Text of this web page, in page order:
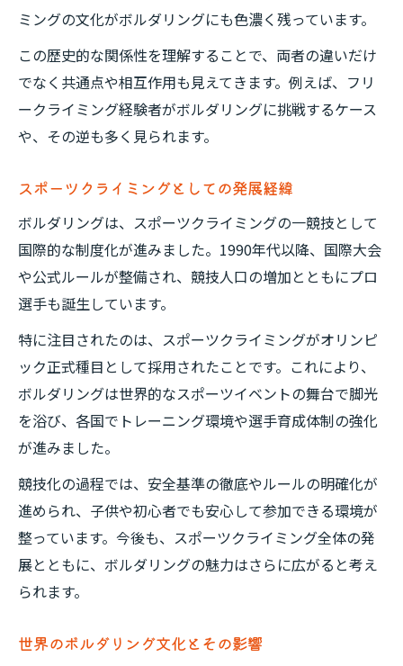
ミングの文化がボルダリングにも色濃く残っています。
この歴史的な関係性を理解することで、両者の違いだけ
でなく共通点や相互作用も見えてきます。例えば、フリ
ークライミング経験者がボルダリングに挑戦するケース
や、その逆も多く見られます。
スポーツクライミングとしての発展経緯
ボルダリングは、スポーツクライミングの一競技として
国際的な制度化が進みました。1990年代以降、国際大会
や公式ルールが整備され、競技人口の増加とともにプロ
選手も誕生しています。
特に注目されたのは、スポーツクライミングがオリンピ
ック正式種目として採用されたことです。これにより、
ボルダリングは世界的なスポーツイベントの舞台で脚光
を浴び、各国でトレーニング環境や選手育成体制の強化
が進みました。
競技化の過程では、安全基準の徹底やルールの明確化が
進められ、子供や初心者でも安心して参加できる環境が
整っています。今後も、スポーツクライミング全体の発
展とともに、ボルダリングの魅力はさらに広がると考え
られます。
世界のボルダリング文化とその影響